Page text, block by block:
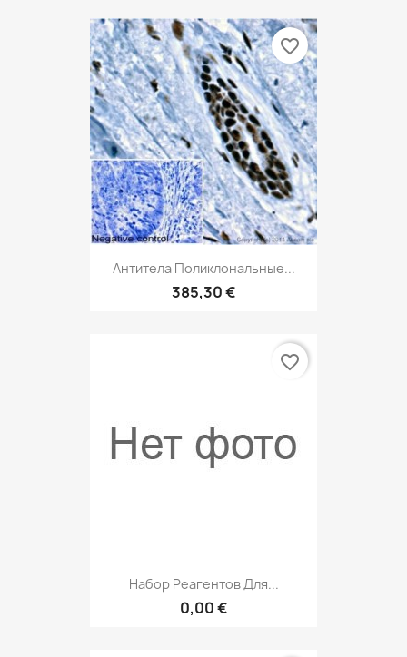
Антитела Поликлональные...
385,30 €
favorite_border
Набор Реагентов Для...
0,00 €
favorite_border